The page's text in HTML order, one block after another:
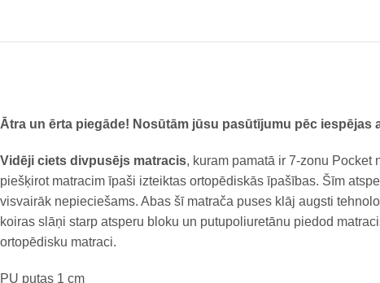
Ātra un ērta piegāde! Nosūtām jūsu pasūtījumu pēc
Vidēji ciets divpusējs matracis, kuram pamatā ir 7-zonu
piešķirot matracim īpaši izteiktas ortopēdiskās īpašības. Šīm
visvairāk nepieciešams. Abas šī matrača puses klāj augsti
koiras slāņi starp atsperu bloku un putupoliuretānu piedod
ortopēdisku matraci.
PU putas 1 cm